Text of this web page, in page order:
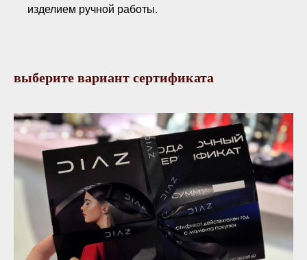
изделием ручной работы.
выберите вариант сертификата